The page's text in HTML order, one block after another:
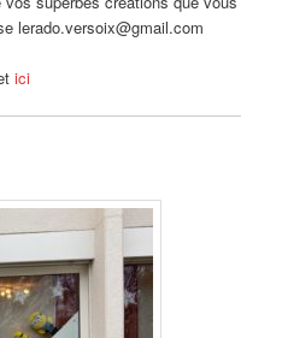
lerado.versoix@gmail.com
ici